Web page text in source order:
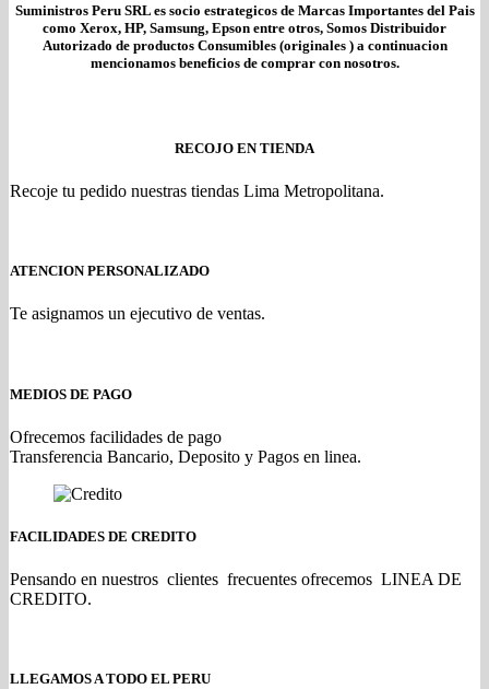
Suministros Peru SRL es socio estrategicos de Marcas Importantes del Pais
como Xerox, HP, Samsung, Epson entre otros, Somos Distribuidor
Autorizado de productos Consumibles (originales ) a continuacion
mencionamos beneficios de comprar con nosotros.
RECOJO EN TIENDA
Recoje tu pedido nuestras tiendas Lima Metropolitana.
ATENCION PERSONALIZADO
Te asignamos un ejecutivo de ventas.
MEDIOS DE PAGO
Ofrecemos facilidades de pago
Transferencia Bancario, Deposito y Pagos en linea.
FACILIDADES DE CREDITO
Pensando en nuestros clientes frecuentes ofrecemos LINEA DE
CREDITO.
LLEGAMOS A TODO EL PERU